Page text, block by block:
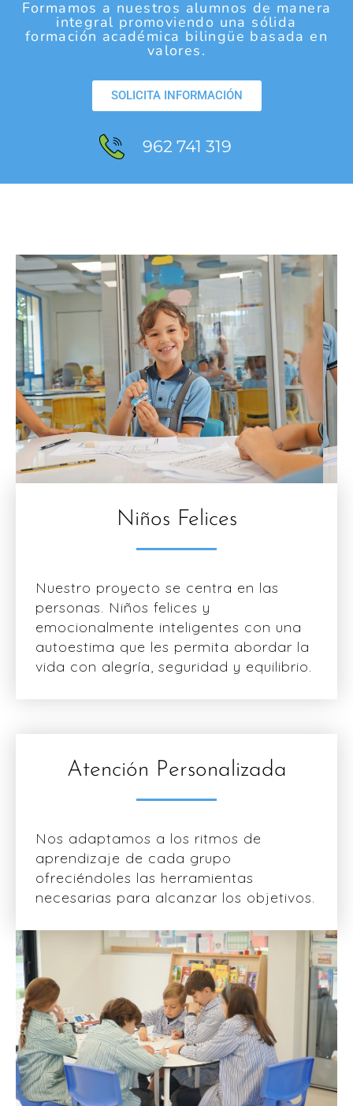
Formamos a nuestros alumnos de manera
integral promoviendo una sólida
formación académica bilingüe basada en
valores.
SOLICITA INFORMACIÓN
962 741 319
Niños Felices
Nuestro proyecto se centra en las
personas. Niños felices y
emocionalmente inteligentes con una
autoestima que les permita abordar la
vida con alegría, seguridad y equilibrio.
Atención Personalizada
Nos adaptamos a los ritmos de
aprendizaje de cada grupo
ofreciéndoles las herramientas
necesarias para alcanzar los objetivos.